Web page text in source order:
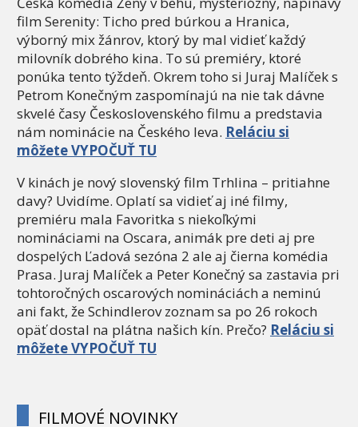
film Serenity: Ticho pred búrkou a Hranica,
výborný mix žánrov, ktorý by mal vidieť každý
milovník dobrého kina. To sú premiéry, ktoré
ponúka tento týždeň. Okrem toho si Juraj Malíček s
Petrom Konečným zaspomínajú na nie tak dávne
skvelé časy Československého filmu a predstavia
nám nominácie na Českého leva. Reláciu si
môžete VYPOČUŤ TU
V kinách je nový slovenský film Trhlina – pritiahne
davy? Uvidíme. Oplatí sa vidieť aj iné filmy,
premiéru mala Favoritka s niekoľkými
nomináciami na Oscara, animák pre deti aj pre
dospelých Ľadová sezóna 2 ale aj čierna komédia
Prasa. Juraj Malíček a Peter Konečný sa zastavia pri
tohtoročných oscarových nomináciách a neminú
ani fakt, že Schindlerov zoznam sa po 26 rokoch
opäť dostal na plátna našich kín. Prečo? Reláciu si
môžete VYPOČUŤ TU
FILMOVÉ NOVINKY